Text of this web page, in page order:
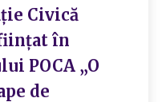
Civică
în
POCA „O
de